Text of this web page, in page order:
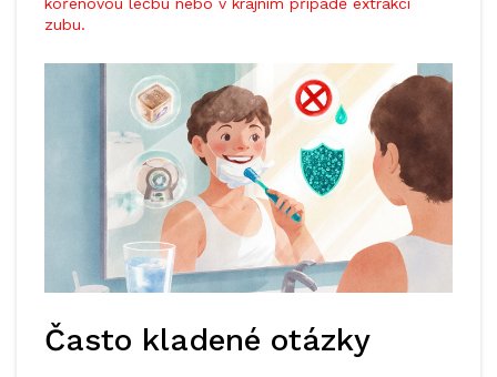
zubu.
Často kladené otázky